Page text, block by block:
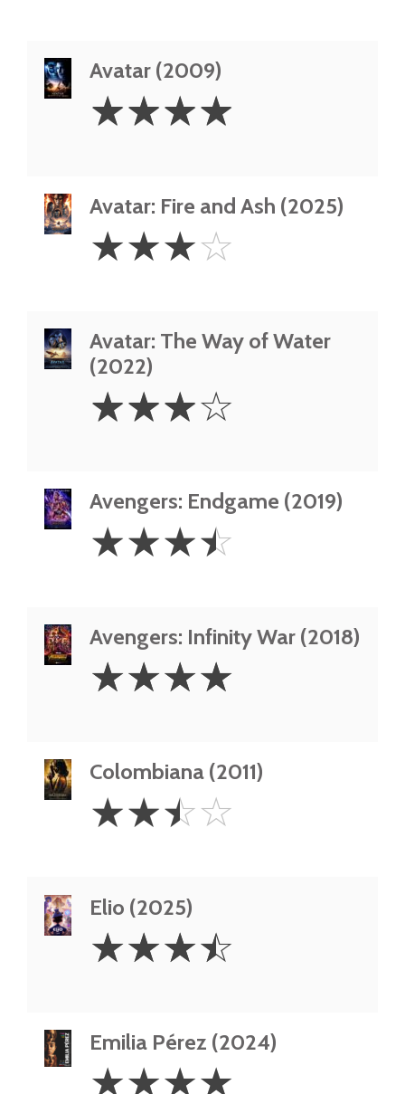
Avatar (2009)
Stars
☆☆☆☆
Avatar: Fire and Ash (2025)
Stars
☆☆☆☆
Avatar: The Way of Water
(2022)
Stars
☆☆☆☆
Avengers: Endgame (2019)
3.5
Stars
☆☆☆☆
Avengers: Infinity War (2018)
Stars
☆☆☆☆
Colombiana (2011)
2.5
Stars
☆☆☆☆
Elio (2025)
3.5
Stars
☆☆☆☆
Emilia Pérez (2024)
☆☆☆☆